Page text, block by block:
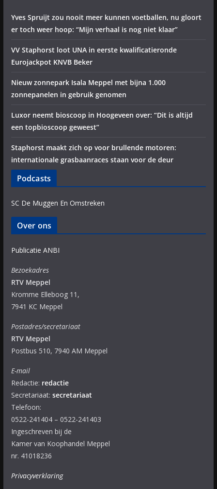
Yves Spruijt zou nooit meer kunnen voetballen, nu gloort
er toch weer hoop: “Mijn verhaal is nog niet klaar”
VV Staphorst loot UNA in eerste kwalificatieronde
Eurojackpot KNVB Beker
Nieuw zonnepark Isala Meppel met bijna 1.000
zonnepanelen in gebruik genomen
Luxor neemt bioscoop in Hoogeveen over: “Dit is altijd
een topbioscoop geweest”
Staphorst maakt zich op voor brullende motoren:
internationale grasbaanraces staan voor de deur
Podcasts
SC De Muggen En Omstreken
Over ons
Publicatie ANBI
Bezoekadres
RTV Meppel
Kromme Elleboog 11,
7941 KC Meppel
Postadres/secretariaat
RTV Meppel
Postbus 510, 7940 AM Meppel
E-mail
Redactie: redactie
Secretariaat: secretariaat
Telefoon:
0522-241404 – 0522-241403
Ingeschreven bij de
Kamer van Koophandel Meppel
nr. 41018236
Privacyverklaring